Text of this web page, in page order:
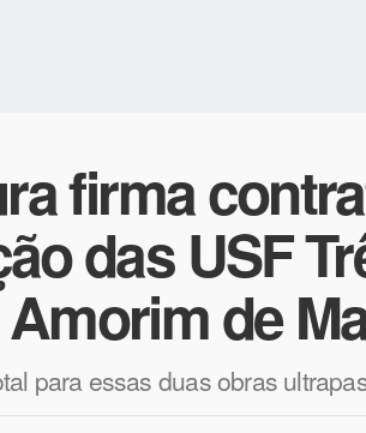
firma
das USF
de
para essas duas obras